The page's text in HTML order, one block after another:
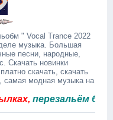
" Vocal Trance 2022
музыка. Большая
песни, народные,
Скачать новинки
скачать, скачать
самая модная музыка на
перезальём быстро.